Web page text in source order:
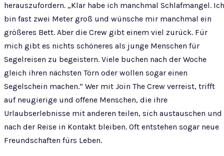
herauszufordern. „Klar habe ich manchmal Schlafmangel. Ich
bin fast zwei Meter groß und wünsche mir manchmal ein
größeres Bett. Aber die Crew gibt einem viel zurück. Für
mich gibt es nichts schöneres als junge Menschen für
Segelreisen zu begeistern. Viele buchen nach der Woche
gleich ihren nächsten Törn oder wollen sogar einen
Segelschein machen.“ Wer mit Join The Crew verreist, trifft
auf neugierige und offene Menschen, die ihre
Urlaubserlebnisse mit anderen teilen, sich austauschen und
nach der Reise in Kontakt bleiben. Oft entstehen sogar neue
Freundschaften fürs Leben.